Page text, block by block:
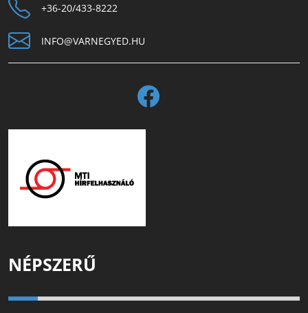
+36-20/433-8222
INFO@VARNEGYED.HU
NÉPSZERŰ